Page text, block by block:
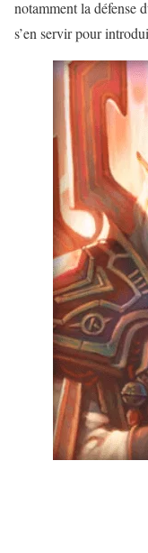
notamment la défense
s’en servir pour